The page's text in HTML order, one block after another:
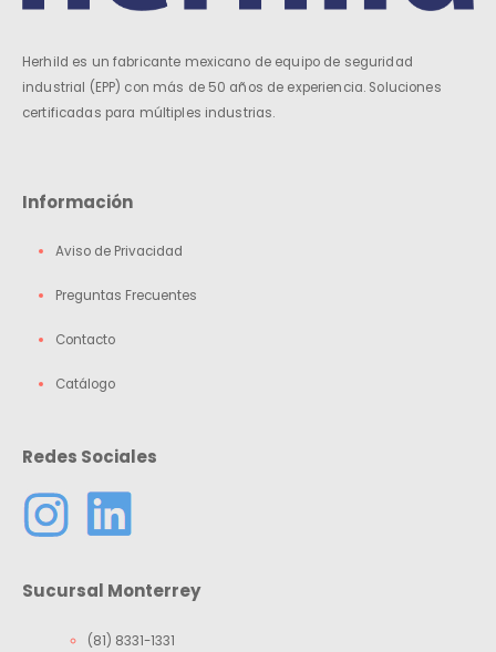
Herhild es un fabricante mexicano de equipo de seguridad
industrial (EPP) con más de 50 años de experiencia. Soluciones
certificadas para múltiples industrias.
Información
Aviso de Privacidad
Preguntas Frecuentes
Contacto
Catálogo
Redes Sociales
Sucursal Monterrey
(81) 8331-1331